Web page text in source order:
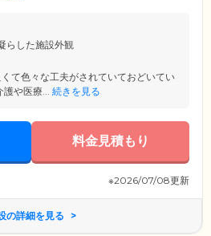
らした施設外観
て色々な工夫がされていておどいてい
護や医療... 続きを見る
料金見積もり
※2026/07/08更新
の詳細を見る